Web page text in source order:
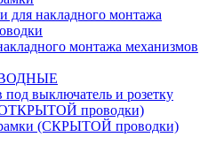
для накладного монтажа
монтажа механизмов
выключатель и розетку
проводки)
рамки (СКРЫТОЙ проводки)